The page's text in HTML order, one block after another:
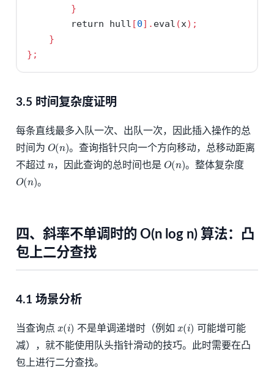
}
return hull [0]. eval (x);
}
};
3.5 时间复杂度证明
每条直线最多入队一次、出队一次，因此插入操作的总
时间为 O(n )。查询指针只向一个方向移动，总移动距离
不超过
，因此查询的总时间也是 O(n )。整体复杂度
O(n )。
四、斜率不单调时的 O(n log n) 算法：凸
包上二分查找
4.1 场景分析
当查询点 (i) 不是单调递增时（例如 (i) 可能增可能
减），就不能使用队头指针滑动的技巧。此时需要在凸
包上进行二分查找。